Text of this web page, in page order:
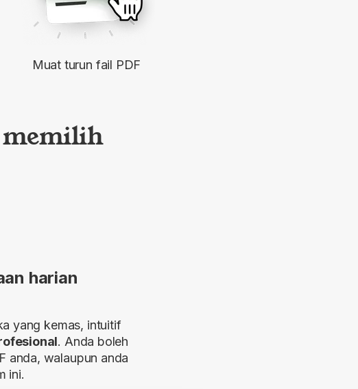
Muat turun fail PDF
memilih
harian
yang kemas, intuitif
. Anda boleh
anda, walaupun anda
ini.